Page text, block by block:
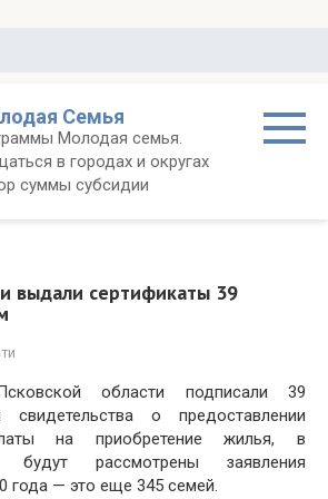
Семья
Молодая семья.
в городах и округах
суммы субсидии
выдали сертификаты 39
области подписали 39
о предоставлении
на приобретение жилья, в
рассмотрены заявления
года — это еще 345 семей.